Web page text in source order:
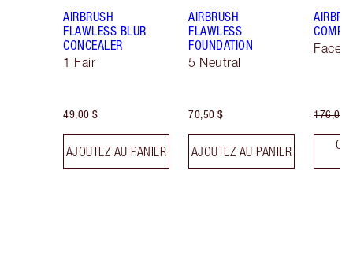
AIRBRUSH
FLAWLESS BLUR
CONCEALER
1 Fair
49,00 $
AJOUTEZ AU PANIER
AIRBRUSH
FLAWLESS
FOUNDATION
5 Neutral
70,50 $
AJOUTEZ AU PANIER
Face
176,00